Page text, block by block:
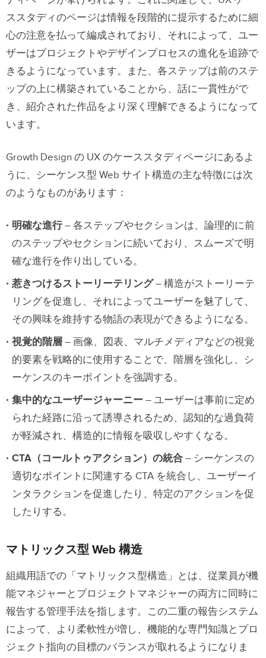
ススタディのページは情報を段階的に提示するために細
心の注意を払って編成されており、それによって、ユー
ザーはプロジェクトやデザインプロセスの進化を追跡で
きるようになっています。また、各ステップは前のステ
ップの上に構築されていることから、話に一貫性がで
き、紹介された作品をより深く理解できるようになって
います。
Growth Design の UX のケーススタディページにあるよ
うに、シーケンス型 Web サイト構造の主な特徴には次
のようなものがあります：
明確な進行– 各ステップやセクションは、論理的に前
のステップやセクションに続いており、スムーズで明
確な進行を作り出している。
惹きつけるストーリーテリング– 構造がストーリーテ
リングを促進し、それによってユーザーを魅了して、
その興味を維持する物語の表現ができるようになる。
視覚的階層 – 画像、図表、マルチメディアなどの視覚
的要素を戦略的に使用することで、階層を強化し、シ
ーケンスのキーポイントを強調する。
集中的なユーザージャーニー – ユーザーは事前に定め
られた経路に沿って誘導されるため、認知的な過負荷
が軽減され、構造的に情報を吸収しやすくなる。
CTA（コールトゥアクション）の統合 – シーケンスの
適切なポイントに関連する CTA を統合し、ユーザーイ
ンタラクションを促進したり、特定のアクションを促
したりする。
マトリックス型 Web 構造
組織用語での「マトリックス型構造」とは、従業員が機
能マネジャーとプロジェクトマネジャーの両方に同時に
報告する管理手法を指します。この二重の報告システム
によって、より柔軟性が増し、機能的な専門知識とプロ
ジェクト指向の目標のバランスが取れるようになりま